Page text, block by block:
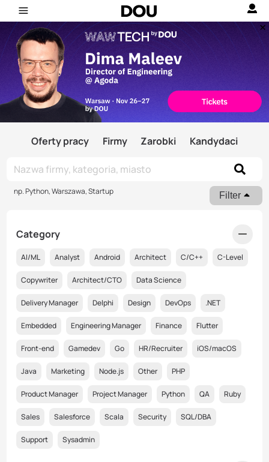
Oferty pracy Firmy Zarobki Kandydaci
np. Python, Warszawa, Startup Filter
Category
AI/ML Analyst Android Architect C/C++ C-Level
Copywriter Architect/CTO Data Science
Delivery Manager Delphi Design DevOps .NET
Embedded Engineering Manager Finance Flutter
Front-end Gamedev Go HR/Recruiter iOS/macOS
Java Marketing Node.js Other PHP
Product Manager Project Manager Python QA Ruby
Sales Salesforce Scala Security SQL/DBA
Support Sysadmin